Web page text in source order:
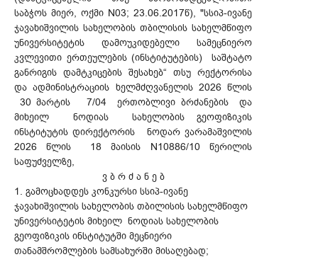
საბჭოს მიერ, ოქმი N03; 23.06.2017წ), "სსიპ-ივანე
ჯავახიშვილის სახელობის თბილისის სახელმწიფო
უნივერსიტეტის დამოუკიდებელი სამეცნიერო
კვლევითი ერთეულების (ინსტიტუტების) საშტატო
განრიგის დამტკიცების შესახებ“ თსუ რექტორისა
და ადმინისტრაციის ხელმძღვანელის 2026 წლის
30 მარტის 7/04 ერთობლივი ბრძანების და
მიხეილ ნოდიას სახელობის გეოფიზიკის
ინსტიტუტის დირექტორის ნოდარ ვარამაშვილის
2026 წლის 18 მაისის N10886/10 წერილის
საფუძველზე,
ვ ბ რ ძ ა ნ ე ბ
1. გამოცხადდეს კონკურსი სსიპ-ივანე
ჯავახიშვილის სახელობის თბილისის სახელმწიფო
უნივერსიტეტის მიხეილ ნოდიას სახელობის
გეოფიზიკის ინსტიტუტში მეცნიერი
თანამშრომლების სამსახურში მისაღებად;